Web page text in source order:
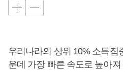
우리나라의 상위 10% 소득집
운데 가장 빠른 속도로 높아